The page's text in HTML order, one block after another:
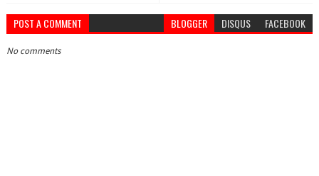
POST A COMMENT BLOGGER DISQUS FACEBOOK
No comments